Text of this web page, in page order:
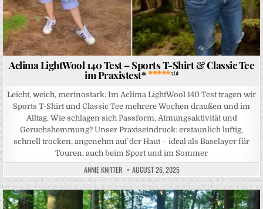
Aclima LightWool 140 Test – Sports T-Shirt & Classic Tee
im Praxistest* 5 (1)
Leicht, weich, merinostark: Im Aclima LightWool 140 Test tragen wir
Sports T-Shirt und Classic Tee mehrere Wochen draußen und im
Alltag. Wie schlagen sich Passform, Atmungsaktivität und
Geruchshemmung? Unser Praxiseindruck: erstaunlich luftig,
schnell trocken, angenehm auf der Haut – ideal als Baselayer für
Touren, auch beim Sport und im Sommer
ANNIE KNITTER AUGUST 26, 2025